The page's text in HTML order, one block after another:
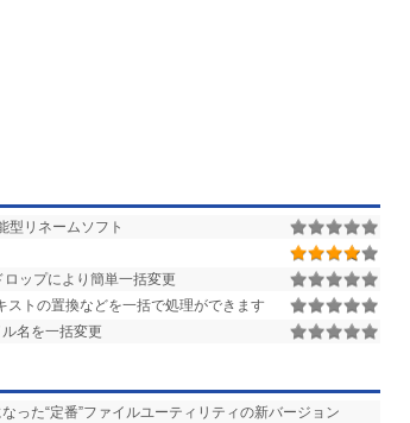
型リネームソフト
ップにより簡単一括変更
ストの置換などを一括で処理ができます
名を一括変更
った“定番”ファイルユーティリティの新バージョン